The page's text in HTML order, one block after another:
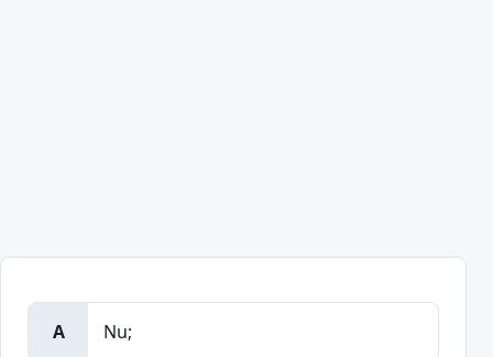
A Nu;